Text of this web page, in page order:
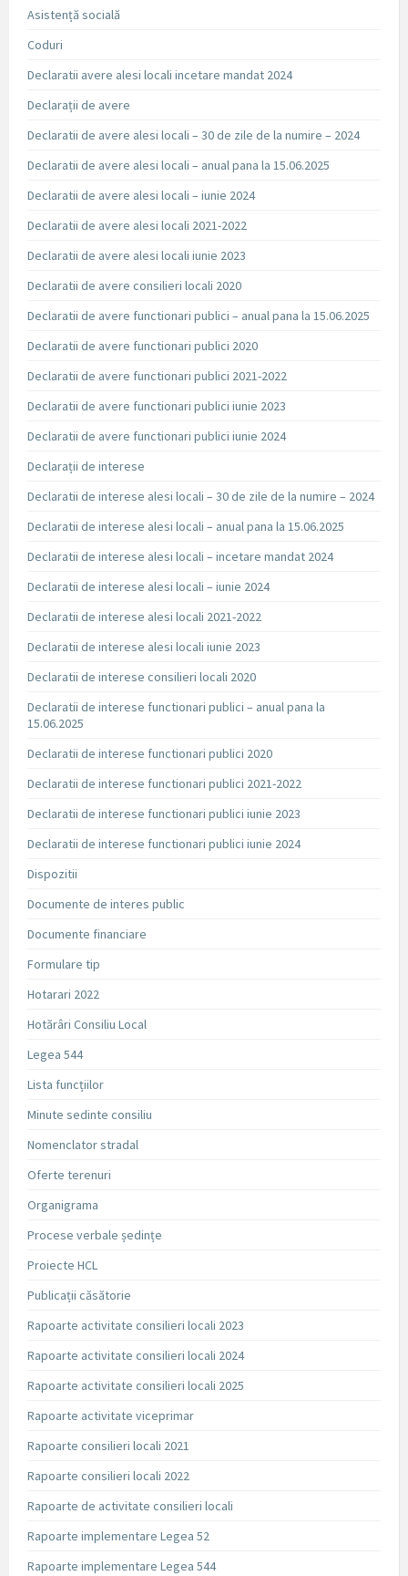
Asistență socială
Coduri
Declaratii avere alesi locali incetare mandat 2024
Declarații de avere
Declaratii de avere alesi locali – 30 de zile de la numire – 2024
Declaratii de avere alesi locali – anual pana la 15.06.2025
Declaratii de avere alesi locali – iunie 2024
Declaratii de avere alesi locali 2021-2022
Declaratii de avere alesi locali iunie 2023
Declaratii de avere consilieri locali 2020
Declaratii de avere functionari publici – anual pana la 15.06.2025
Declaratii de avere functionari publici 2020
Declaratii de avere functionari publici 2021-2022
Declaratii de avere functionari publici iunie 2023
Declaratii de avere functionari publici iunie 2024
Declarații de interese
Declaratii de interese alesi locali – 30 de zile de la numire – 2024
Declaratii de interese alesi locali – anual pana la 15.06.2025
Declaratii de interese alesi locali – incetare mandat 2024
Declaratii de interese alesi locali – iunie 2024
Declaratii de interese alesi locali 2021-2022
Declaratii de interese alesi locali iunie 2023
Declaratii de interese consilieri locali 2020
Declaratii de interese functionari publici – anual pana la
15.06.2025
Declaratii de interese functionari publici 2020
Declaratii de interese functionari publici 2021-2022
Declaratii de interese functionari publici iunie 2023
Declaratii de interese functionari publici iunie 2024
Dispozitii
Documente de interes public
Documente financiare
Formulare tip
Hotarari 2022
Hotărâri Consiliu Local
Legea 544
Lista funcțiilor
Minute sedinte consiliu
Nomenclator stradal
Oferte terenuri
Organigrama
Procese verbale ședințe
Proiecte HCL
Publicații căsătorie
Rapoarte activitate consilieri locali 2023
Rapoarte activitate consilieri locali 2024
Rapoarte activitate consilieri locali 2025
Rapoarte activitate viceprimar
Rapoarte consilieri locali 2021
Rapoarte consilieri locali 2022
Rapoarte de activitate consilieri locali
Rapoarte implementare Legea 52
Rapoarte implementare Legea 544